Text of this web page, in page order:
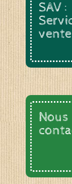
SAV :
vente
Nous